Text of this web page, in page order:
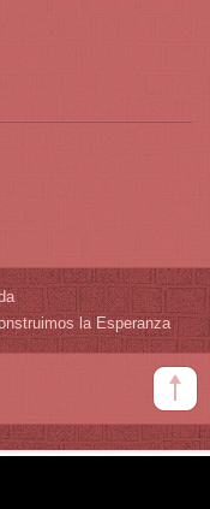
la Esperanza